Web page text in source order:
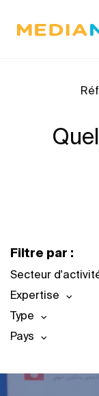
Filtre par :
Secteur
Expertise
Type
Pays